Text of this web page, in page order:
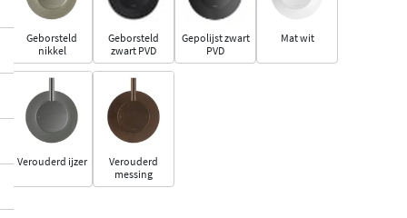
Geborsteld
nikkel
Geborsteld
zwart PVD
Gepolijst zwart
PVD
Mat wit
Verouderd ijzer
Verouderd
messing